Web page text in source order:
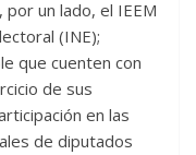
un lado, el IEEM
(INE);
que cuenten con
de sus
en las
de diputados